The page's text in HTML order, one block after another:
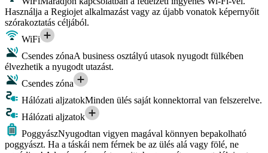
Használja a Regiojet alkalmazást vagy az újabb vonatok képernyőit
szórakoztatás céljából.
WiFi
Csendes zónaA business osztályú utasok nyugodt fülkében
élvezhetik a nyugodt utazást.
Csendes zóna
Hálózati aljzatokMinden ülés saját konnektorral van felszerelve.
Hálózati aljzatok
PoggyászNyugodtan vigyen magával könnyen bepakolható
poggyászt. Ha a táskái nem férnek be az ülés alá vagy fölé, ne